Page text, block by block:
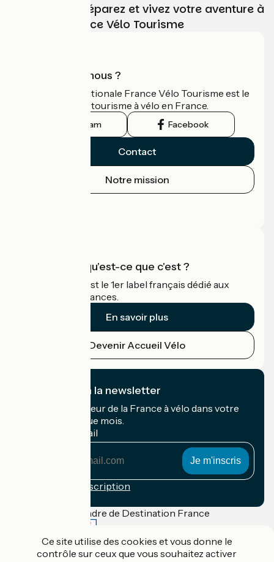
Choisissez, préparez et vivez votre aventure à
vélo avec France Vélo Tourisme
Qui sommes-nous ?
L'association nationale France Vélo Tourisme est le
guide officiel du tourisme à vélo en France.
Instagram Facebook
Contact
Notre mission
Accueil Vélo qu'est-ce que c'est ?
Accueil Vélo c'est le 1er label français dédié aux
cyclistes en vacances.
En savoir plus
Devenir Accueil Vélo
Je m'abonne à la newsletter
Recevez le meilleur de la France à vélo dans votre
boîte mail chaque mois.
Mon adresse mail
Conditions d'inscription
Financé dans le cadre de Destination France
Ce site utilise des cookies et vous donne le
contrôle sur ceux que vous souhaitez activer